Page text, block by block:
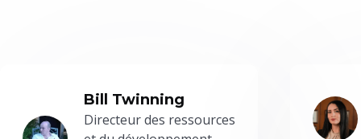
Bill Twinning
Directeur des ressources